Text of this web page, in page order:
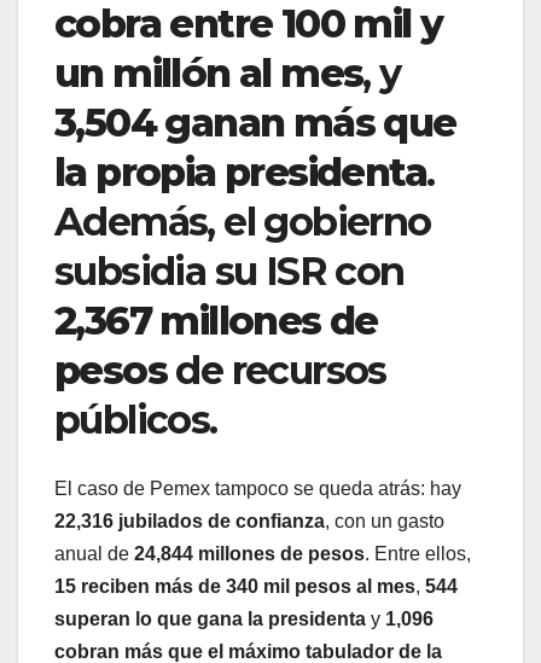
cobra entre 100 mil y
un millón al mes, y
3,504 ganan más que
la propia presidenta.
Además, el gobierno
subsidia su ISR con
2,367 millones de
pesosde recursos
públicos.
El caso de Pemex tampoco se queda atrás: hay
22,316 jubilados de confianza, con un gasto
anual de 24,844 millones de pesos. Entre ellos,
15 reciben más de 340 mil pesos al mes, 544
superan lo que gana la presidenta y 1,096
cobran más que el máximo tabulador de la